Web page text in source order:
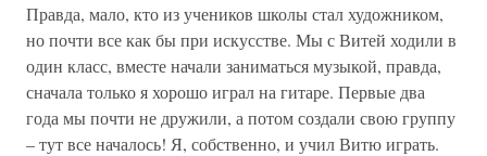
Правда, мало, кто из учеников школы стал художником,
но почти все как бы при искусстве. Мы с Витей ходили в
один класс, вместе начали заниматься музыкой, правда,
сначала только я хорошо играл на гитаре. Первые два
года мы почти не дружили, а потом создали свою группу
– тут все началось! Я, собственно, и учил Витю играть.